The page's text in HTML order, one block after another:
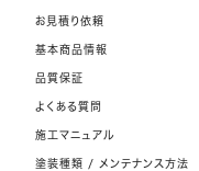
お見積り依頼
基本商品情報
品質保証
よくある質問
施工マニュアル
塗装種類 / メンテナンス方法